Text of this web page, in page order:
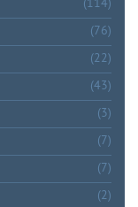
(114)
(76)
(22)
(43)
(3)
(7)
(7)
(2)